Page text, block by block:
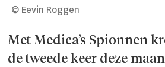
© Eevin Roggen
Met Medica’s Spionnen
de tweede keer deze